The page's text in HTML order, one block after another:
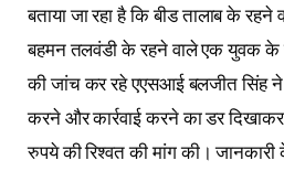
बताया जा रहा है कि बीड तालाब के
बहमन तलवंडी के रहने वाले एक युवक के
की जांच कर रहे एएसआई बलजीत सिंह
करने और कार्रवाई करने का डर
रुपये की रिश्वत की मांग की।